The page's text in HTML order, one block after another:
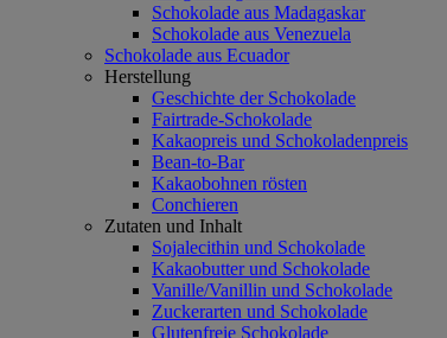
Schokolade aus Madagaskar
Schokolade aus Venezuela
Schokolade aus Ecuador
Herstellung
Geschichte der Schokolade
Fairtrade-Schokolade
Kakaopreis und Schokoladenpreis
Bean-to-Bar
Kakaobohnen rösten
Conchieren
Zutaten und Inhalt
Sojalecithin und Schokolade
Kakaobutter und Schokolade
Vanille/Vanillin und Schokolade
Zuckerarten und Schokolade
Glutenfreie Schokolade